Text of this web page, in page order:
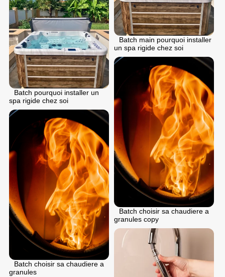
Batch main pourquoi installer
un spa rigide chez soi
Batch pourquoi installer un
spa rigide chez soi
Batch choisir sa chaudiere a
granules copy
Batch choisir sa chaudiere a
granules